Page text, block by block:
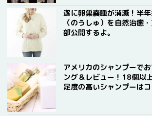
遂に卵巣嚢腫が消滅！半
（のうしゅ）を自然治癒
部公開するよ。
アメリカのシャンプーで
ング＆レビュー！18個以
足度の高いシャンプーはコ